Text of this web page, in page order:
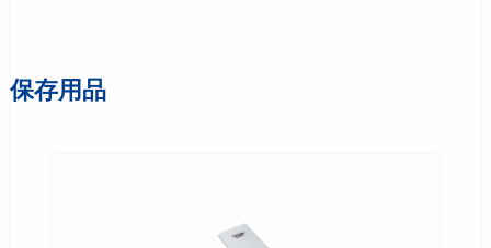
保存用品